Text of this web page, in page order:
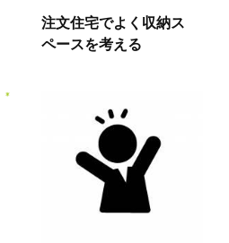
注文住宅でよく収納ス
ペースを考える